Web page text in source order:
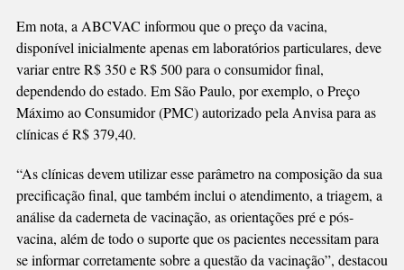
Em nota, a ABCVAC informou que o preço da vacina,
disponível inicialmente apenas em laboratórios particulares, deve
variar entre R$ 350 e R$ 500 para o consumidor final,
dependendo do estado. Em São Paulo, por exemplo, o Preço
Máximo ao Consumidor (PMC) autorizado pela Anvisa para as
clínicas é R$ 379,40.
“As clínicas devem utilizar esse parâmetro na composição da sua
precificação final, que também inclui o atendimento, a triagem, a
análise da caderneta de vacinação, as orientações pré e pós-
vacina, além de todo o suporte que os pacientes necessitam para
se informar corretamente sobre a questão da vacinação”, destacou